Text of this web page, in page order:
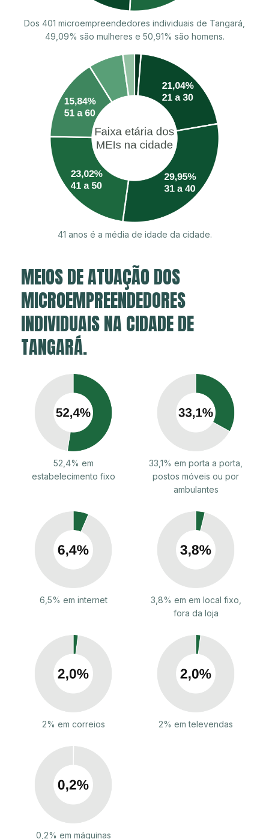
Dos 401 microempreendedores individuais de Tangará,
49,09% são mulheres e 50,91% são homens.
41 anos é a média de idade da cidade.
MEIOS DE ATUAÇÃO DOS
MICROEMPREENDEDORES
INDIVIDUAIS NA CIDADE DE
TANGARÁ.
52,4% em
estabelecimento fixo
33,1% em porta a porta,
postos móveis ou por
ambulantes
6,5% em internet
3,8% em em local fixo,
fora da loja
2% em correios 2% em televendas
0,2% em máquinas